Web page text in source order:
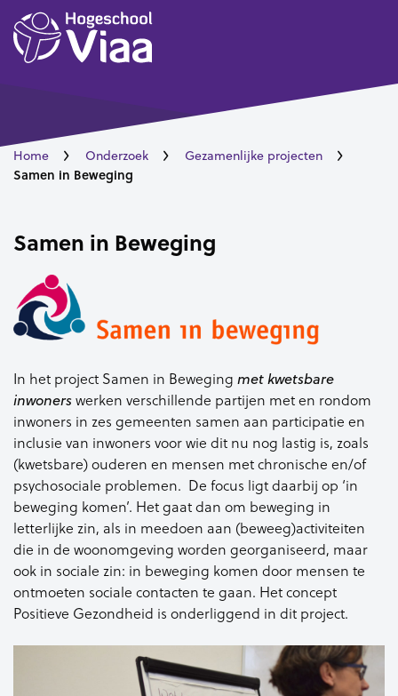
Home Onderzoek Gezamenlijke projecten
Samen in Beweging
Samen in Beweging
In het project Samen in Beweging met kwetsbare
inwonerswerken verschillende partijen met en rondom
inwoners in zes gemeenten samen aan participatie en
inclusie van inwoners voor wie dit nu nog lastig is, zoals
(kwetsbare) ouderen en mensen met chronische en/of
psychosociale problemen. De focus ligt daarbij op ‘in
beweging komen’. Het gaat dan om beweging in
letterlijke zin, als in meedoen aan (beweeg)activiteiten
die in de woonomgeving worden georganiseerd, maar
ook in sociale zin: in beweging komen door mensen te
ontmoeten sociale contacten te gaan. Het concept
Positieve Gezondheid is onderliggend in dit project.